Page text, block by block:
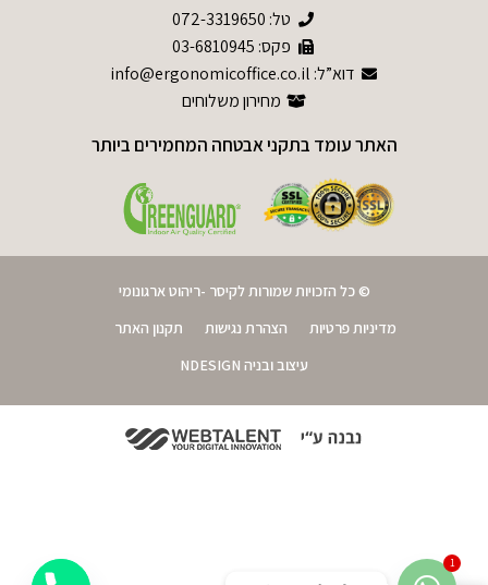
טל: 072-3319650
פקס: 03-6810945
דוא”ל: info@ergonomicoffice.co.il
מחירון משלוחים
האתר עומד בתקני אבטחה המחמירים ביותר
© כל הזכויות שמורות לקיסר -ריהוט ארגונומי
מדיניות פרטיות
הצהרת נגישות
תקנון האתר
עיצוב ובניה NDESIGN
1